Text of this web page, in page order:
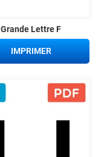
Grande Lettre F
IMPRIMER